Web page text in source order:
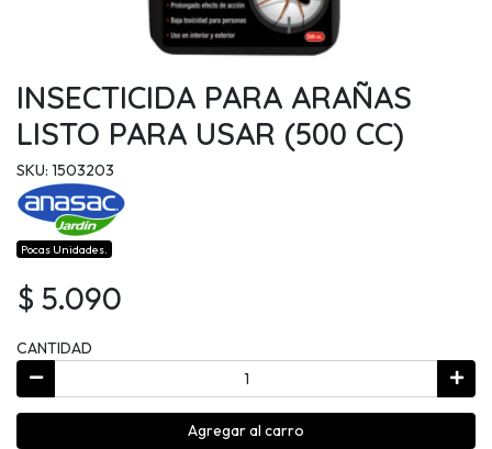
INSECTICIDA PARA ARAÑAS
LISTO PARA USAR (500 CC)
SKU: 1503203
Pocas Unidades.
$ 5.090
CANTIDAD
Agregar al carro